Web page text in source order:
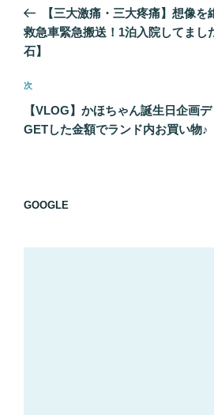
ナ
ビ
ー
シ
ョ
の
投
稿
【三大激痛・三大疼痛】想像
救急車緊急搬送！1泊入院してまし
石】
次
の
投
次
【VLOG】かほちゃん誕生日企画
GETした金額でランド内お買い物♪
GOOGLE